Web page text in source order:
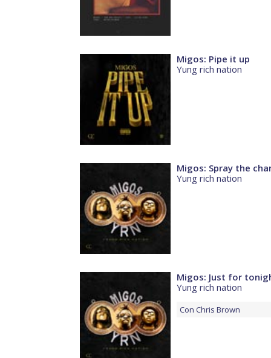
Migos: Pipe it up
Yung rich nation
Migos: Spray the
Yung rich nation
Migos: Just for
Yung rich nation
Con Chris Brown